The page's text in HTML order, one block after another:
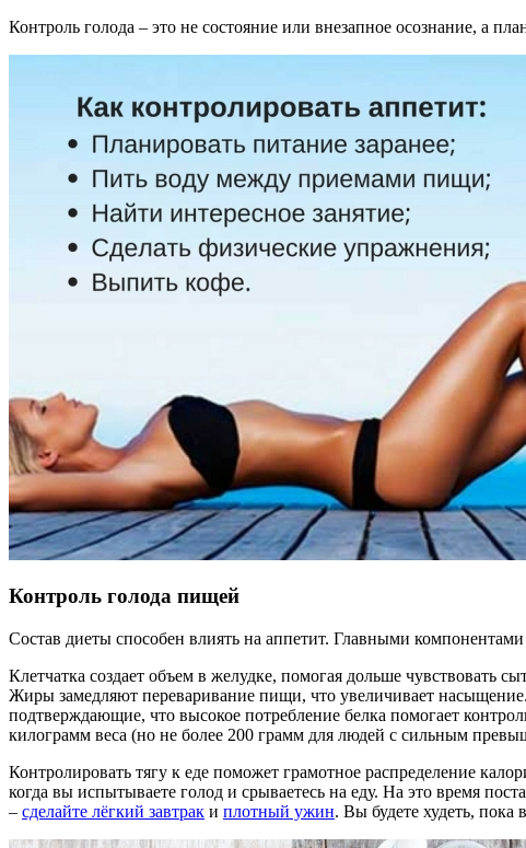
Контроль голода – это не состояние или внезапное осознание, а
Контроль голода пищей
Состав диеты способен влиять на аппетит. Главными
Клетчатка создает объем в желудке, помогая дольше чувствовать
Жиры замедляют переваривание пищи, что увеличивает
подтверждающие, что высокое потребление белка помогает
килограмм веса (но не более 200 грамм для людей с сильным
Контролировать тягу к еде поможет грамотное распределение
когда вы испытываете голод и срываетесь на еду. На это время
– сделайте лёгкий завтрак и плотный ужин. Вы будете худеть,